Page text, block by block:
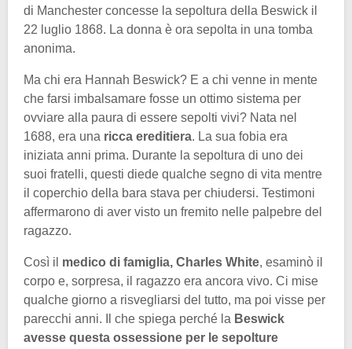
di Manchester concesse la sepoltura della Beswick il
22 luglio 1868. La donna è ora sepolta in una tomba
anonima.
Ma chi era Hannah Beswick? E a chi venne in mente
che farsi imbalsamare fosse un ottimo sistema per
ovviare alla paura di essere sepolti vivi? Nata nel
1688, era una ricca ereditiera. La sua fobia era
iniziata anni prima. Durante la sepoltura di uno dei
suoi fratelli, questi diede qualche segno di vita mentre
il coperchio della bara stava per chiudersi. Testimoni
affermarono di aver visto un fremito nelle palpebre del
ragazzo.
Così il medico di famiglia, Charles White, esaminò il
corpo e, sorpresa, il ragazzo era ancora vivo. Ci mise
qualche giorno a risvegliarsi del tutto, ma poi visse per
parecchi anni. Il che spiega perché la Beswick
avesse questa ossessione per le sepolture